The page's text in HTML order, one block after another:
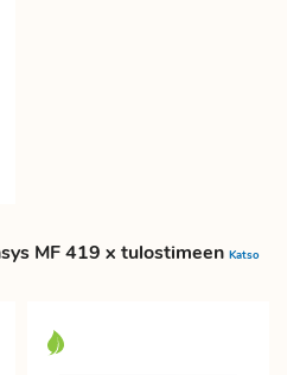
MF 419 x tulostimeen Katso